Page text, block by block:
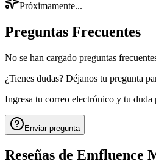
Próximamente...
Preguntas Frecuentes
No se han cargado preguntas
¿Tienes dudas? Déjanos tu pregunta
Ingresa tu correo electrónico y tu duda
Enviar pregunta
Reseñas de Emfluence